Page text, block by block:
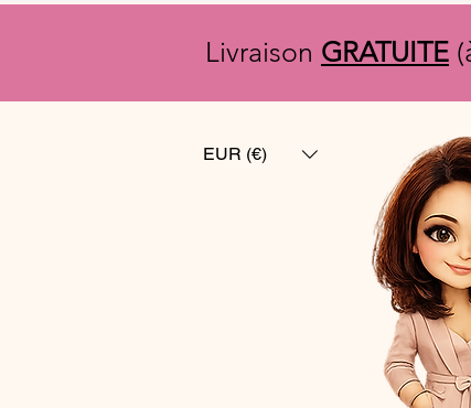
Livraison GRATUITE
EUR (€)